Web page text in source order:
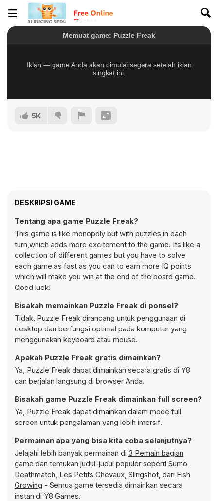
5K
DESKRIPSI GAME
Tentang apa game Puzzle Freak?
This game is like monopoly but with puzzles in each
turn,which adds more excitement to the game. Its like a
collection of different games but you have to solve
each game as fast as you can to earn more IQ points
which will make you win at the end of the board game.
Good luck!
Bisakah memainkan Puzzle Freak di ponsel?
Tidak, Puzzle Freak dirancang untuk penggunaan di
desktop dan berfungsi optimal pada komputer yang
menggunakan keyboard atau mouse.
Apakah Puzzle Freak gratis dimainkan?
Ya, Puzzle Freak dapat dimainkan secara gratis di Y8
dan berjalan langsung di browser Anda.
Bisakah game Puzzle Freak dimainkan full screen?
Ya, Puzzle Freak dapat dimainkan dalam mode full
screen untuk pengalaman yang lebih imersif.
Permainan apa yang bisa kita coba selanjutnya?
Jelajahi lebih banyak permainan di 3 Pemain bagian
game dan temukan judul-judul populer seperti Sumo
Deathmatch, Les Petits Chevaux, Slingshot, dan Fish
Growing - Semua game tersedia dimainkan secara
instan di Y8 Games.